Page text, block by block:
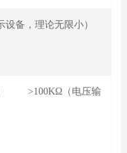
备，理论无限小）
） >100KΩ（电压输